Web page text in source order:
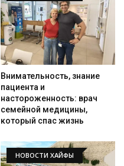
Внимательность, знание
пациента и
настороженность: врач
семейной медицины,
который спас жизнь
НОВОСТИ ХАЙФЫ